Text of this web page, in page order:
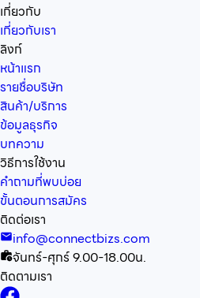
เกี่ยวกับ
เกี่ยวกับเรา
ลิงก์
หน้าแรก
รายชื่อบริษัท
สินค้า/บริการ
ข้อมูลธุรกิจ
บทความ
วิธีการใช้งาน
คำถามที่พบบ่อย
ขั้นตอนการสมัคร
ติดต่อเรา
info@connectbizs.com
จันทร์-ศุกร์ 9.00-18.00น.
ติดตามเรา